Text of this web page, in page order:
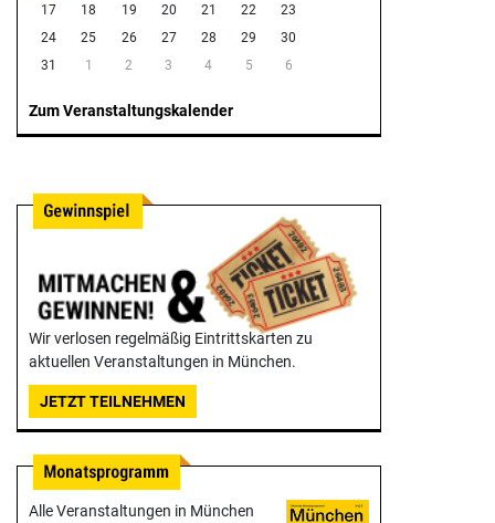
17
18 19 20 21 22
23
24
25 26 27 28 29
30
31
1 2 3 4 5 6
Zum Veranstaltungskalender
Wir verlosen regelmäßig Eintrittskarten zu
aktuellen Veranstaltungen in München.
JETZT TEILNEHMEN
Alle Veranstaltungen in München